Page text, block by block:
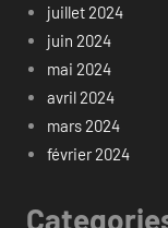
juillet 2024
juin 2024
mai 2024
avril 2024
mars 2024
février 2024